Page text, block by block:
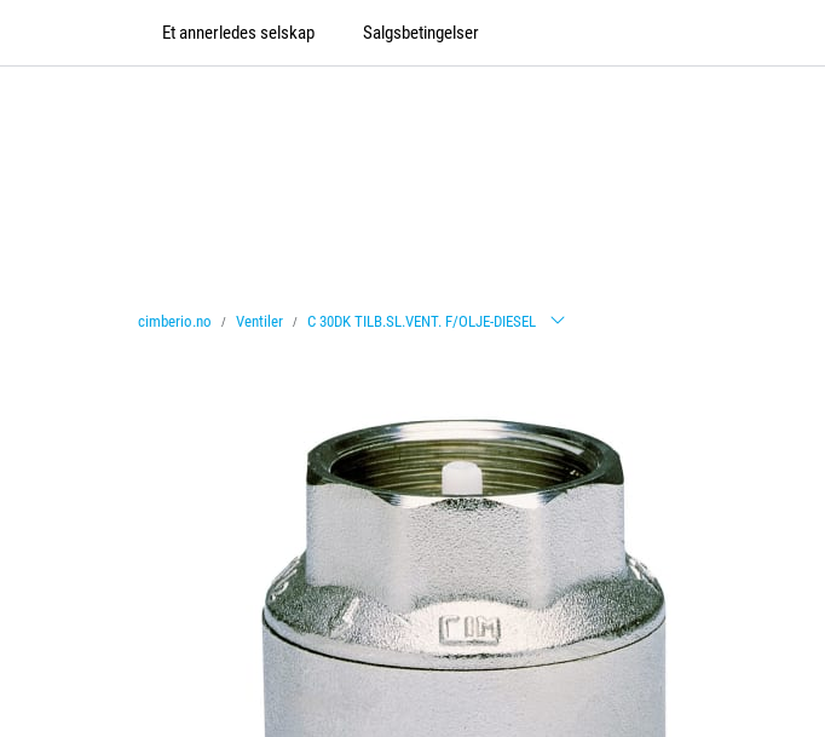
Et annerledes selskap Salgsbetingelser
cimberio.no Ventiler C 30DK TILB.SL.VENT. F/OLJE-DIESEL